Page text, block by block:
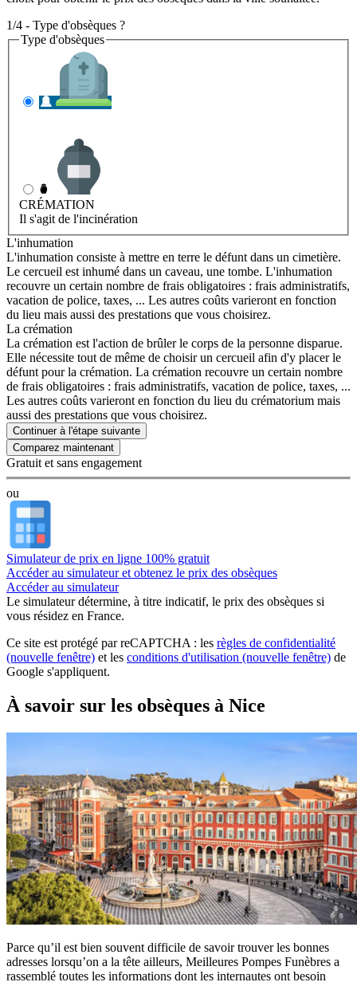
1/4 - Type d'obsèques ?
Type d'obsèques
CRÉMATION
Il s'agit de l'incinération
L'inhumation
L'inhumation consiste à mettre en terre le défunt dans un cimetière.
Le cercueil est inhumé dans un caveau, une tombe. L'inhumation
recouvre un certain nombre de frais obligatoires : frais administratifs,
vacation de police, taxes, ... Les autres coûts varieront en fonction
du lieu mais aussi des prestations que vous choisirez.
La crémation
La crémation est l'action de brûler le corps de la personne disparue.
Elle nécessite tout de même de choisir un cercueil afin d'y placer le
défunt pour la crémation. La crémation recouvre un certain nombre
de frais obligatoires : frais administratifs, vacation de police, taxes, ...
Les autres coûts varieront en fonction du lieu du crématorium mais
aussi des prestations que vous choisirez.
Continuer à l'étape suivante
Gratuit et sans engagement
ou
Simulateur de prix en ligne 100% gratuit
Accéder au simulateur et obtenez le prix des obsèques
Accéder au simulateur
Le simulateurdétermine, à titre indicatif, le prix des obsèques si
vous résidez en France.
Ce site est protégé par reCAPTCHA : les règles de confidentialité
(nouvelle fenêtre) et les conditions d'utilisation (nouvelle fenêtre) de
Google s'appliquent.
À savoir sur les obsèques à Nice
Parce qu’il est bien souvent difficile de savoir trouver les bonnes
adresses lorsqu’on a la tête ailleurs, Meilleures Pompes Funèbres a
rassemblé toutes les informations dont les internautes ont besoin